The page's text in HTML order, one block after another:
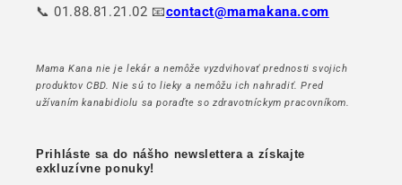
📞 01.88.81.21.02 📧contact@mamakana.com
Mama Kana nie je lekár a nemôže vyzdvihovať prednosti svojich
produktov CBD. Nie sú to lieky a nemôžu ich nahradiť. Pred
užívaním kanabidiolu sa poraďte so zdravotníckym pracovníkom.
Prihláste sa do nášho newslettera a získajte
exkluzívne ponuky!